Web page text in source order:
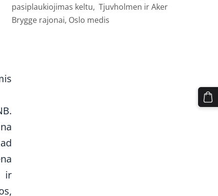
pasiplaukiojimas keltu, Tjuvholmen ir Aker
Brygge rajonai, Oslo medis
ir